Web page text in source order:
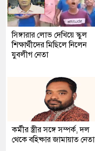
সিঙ্গারার লোভ দেখিয়ে স্কুল
শিক্ষার্থীদের মিছিলে নিলেন
যুবলীগ নেতা
কর্মীর স্ত্রীর সঙ্গে সম্পর্ক, দল
থেকে বহিষ্কার জামায়াত নেতা